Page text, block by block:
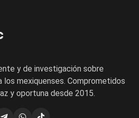
y de investigación sobre
los mexiquenses. Comprometidos
y oportuna desde 2015.